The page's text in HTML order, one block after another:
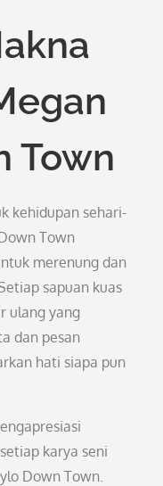
Town
kehidupan sehari-
Town
merenung dan
sapuan kuas
ulang yang
dan pesan
hati siapa pun
karya seni
Down Town.